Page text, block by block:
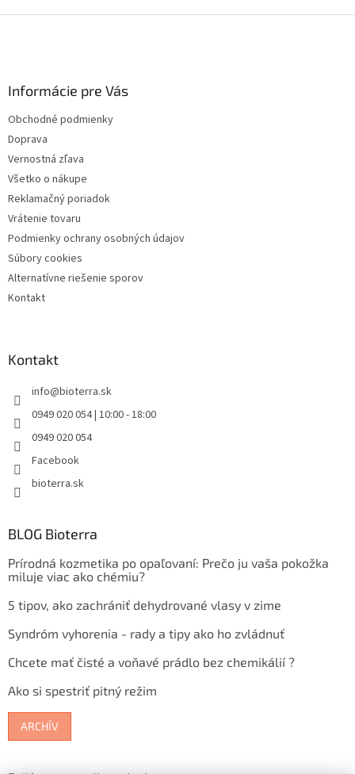
l
i
Informácie pre Vás
Obchodné podmienky
Doprava
Vernostná zľava
Všetko o nákupe
Reklamačný poriadok
Vrátenie tovaru
Podmienky ochrany osobných údajov
Súbory cookies
Alternatívne riešenie sporov
Kontakt
Kontakt
info@bioterra.sk
0949 020 054 | 10:00 - 18:00
0949 020 054
Facebook
bioterra.sk
BLOG Bioterra
Prírodná kozmetika po opaľovaní: Prečo ju vaša pokožka
miluje viac ako chémiu?
5 tipov, ako zachrániť dehydrované vlasy v zime
Syndróm vyhorenia - rady a tipy ako ho zvládnuť
Chcete mať čisté a voňavé prádlo bez chemikálií ?
Ako si spestriť pitný režim
ARCHÍV